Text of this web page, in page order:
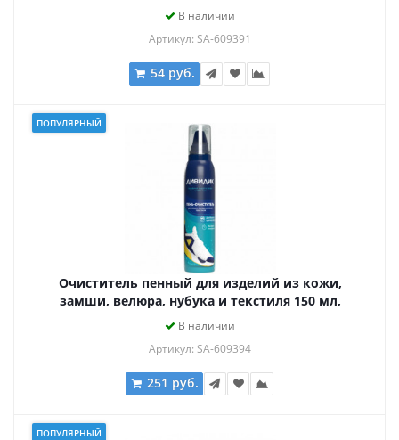
В наличии
Артикул: SA-609391
54 руб.
ПОПУЛЯРНЫЙ
Очиститель пенный для изделий из кожи,
замши, велюра, нубука и текстиля 150 мл,
ДИВИДИК, 4650056494948
В наличии
Артикул: SA-609394
251 руб.
ПОПУЛЯРНЫЙ